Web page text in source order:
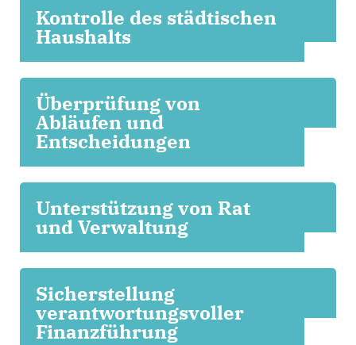
Kontrolle des städtischen
Haushalts
Überprüfung von
Abläufen und
Entscheidungen
Unterstützung von Rat
und Verwaltung
Sicherstellung
verantwortungsvoller
Finanzführung